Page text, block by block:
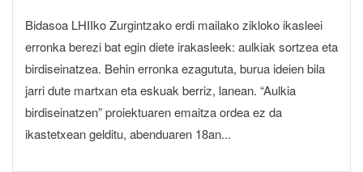
Bidasoa LHIIko Zurgintzako erdi mailako zikloko ikasleei
erronka berezi bat egin diete irakasleek: aulkiak sortzea eta
birdiseinatzea. Behin erronka ezagututa, burua ideien bila
jarri dute martxan eta eskuak berriz, lanean. “Aulkia
birdiseinatzen” proiektuaren emaitza ordea ez da
ikastetxean gelditu, abenduaren 18an...